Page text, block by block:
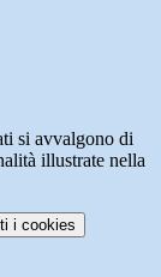
si avvalgono di
illustrate nella
i cookies